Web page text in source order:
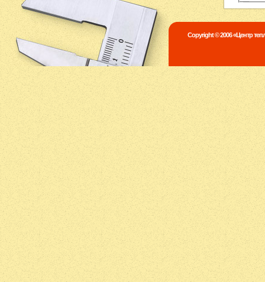
Copyright © 2006 «Центр